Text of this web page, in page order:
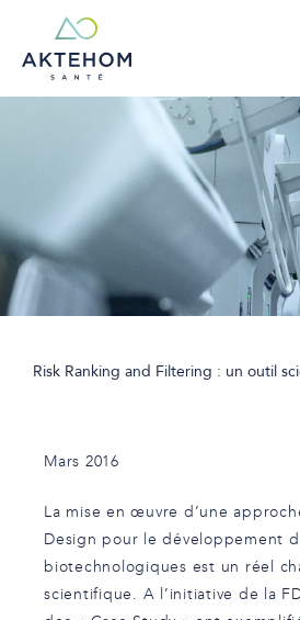
Risk Ranking and Filtering : un outil
Mars 2016
La mise en œuvre d’une
Design pour le développement
biotechnologiques est un réel
scientifique. A l’initiative de la